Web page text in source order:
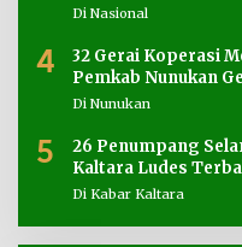
Di Nasional
4
32 Gerai Koperasi
Pemkab Nunukan
Di Nunukan
5
26 Penumpang
Kaltara Ludes
Di Kabar Kaltara